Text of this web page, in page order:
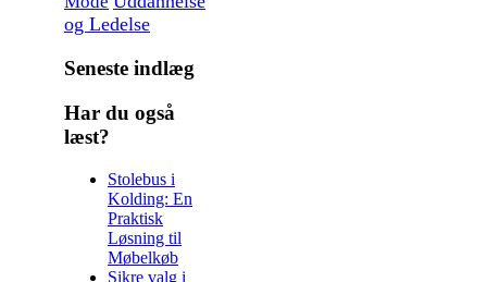
og Ledelse
Seneste indlæg
Har du også
læst?
Stolebus i
Kolding: En
Praktisk
Løsning til
Møbelkøb
Sikre valg i